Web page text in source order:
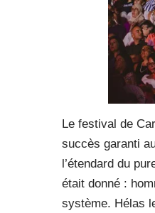
Le festival de
succès garanti
l’étendard du
était donné :
système. Hélas